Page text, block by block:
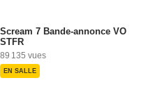
Scream 7 Bande-annonce VO
STFR
89 135 vues
EN SALLE